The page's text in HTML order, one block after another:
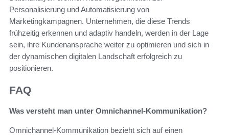
Personalisierung und Automatisierung von
Marketingkampagnen. Unternehmen, die diese Trends
frühzeitig erkennen und adaptiv handeln, werden in der Lage
sein, ihre Kundenansprache weiter zu optimieren und sich in
der dynamischen digitalen Landschaft erfolgreich zu
positionieren.
FAQ
Was versteht man unter Omnichannel-Kommunikation?
Omnichannel-Kommunikation bezieht sich auf einen